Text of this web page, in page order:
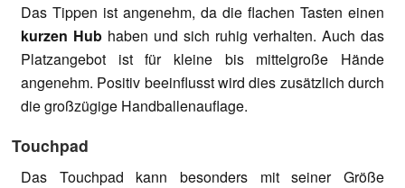
Das Tippen ist angenehm, da die flachen Tasten einen
kurzen Hub haben und sich ruhig verhalten. Auch das
Platzangebot ist für kleine bis mittelgroße Hände
angenehm. Positiv beeinflusst wird dies zusätzlich durch
die großzügige Handballenauflage.
Touchpad
Das Touchpad kann besonders mit seiner Größe